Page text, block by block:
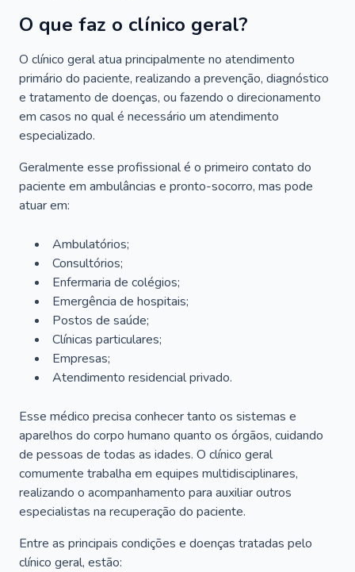
O que faz o clínico geral?
O clínico geral atua principalmente no atendimento
primário do paciente, realizando a prevenção, diagnóstico
e tratamento de doenças, ou fazendo o direcionamento
em casos no qual é necessário um atendimento
especializado.
Geralmente esse profissional é o primeiro contato do
paciente em ambulâncias e pronto-socorro, mas pode
atuar em:
Ambulatórios;
Consultórios;
Enfermaria de colégios;
Emergência de hospitais;
Postos de saúde;
Clínicas particulares;
Empresas;
Atendimento residencial privado.
Esse médico precisa conhecer tanto os sistemas e
aparelhos do corpo humano quanto os órgãos, cuidando
de pessoas de todas as idades. O clínico geral
comumente trabalha em equipes multidisciplinares,
realizando o acompanhamento para auxiliar outros
especialistas na recuperação do paciente.
Entre as principais condições e doenças tratadas pelo
clínico geral, estão: